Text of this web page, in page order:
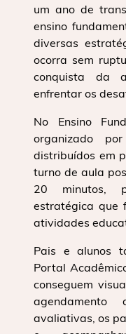
um ano de
ensino
diversas
ocorra sem
conquista da
enfrentar os
No Ensino
organizado por
distribuídos em
turno de aula
20 minutos,
estratégica que
atividades
Pais e alunos
Portal
conseguem
agendamento
avaliativas, os